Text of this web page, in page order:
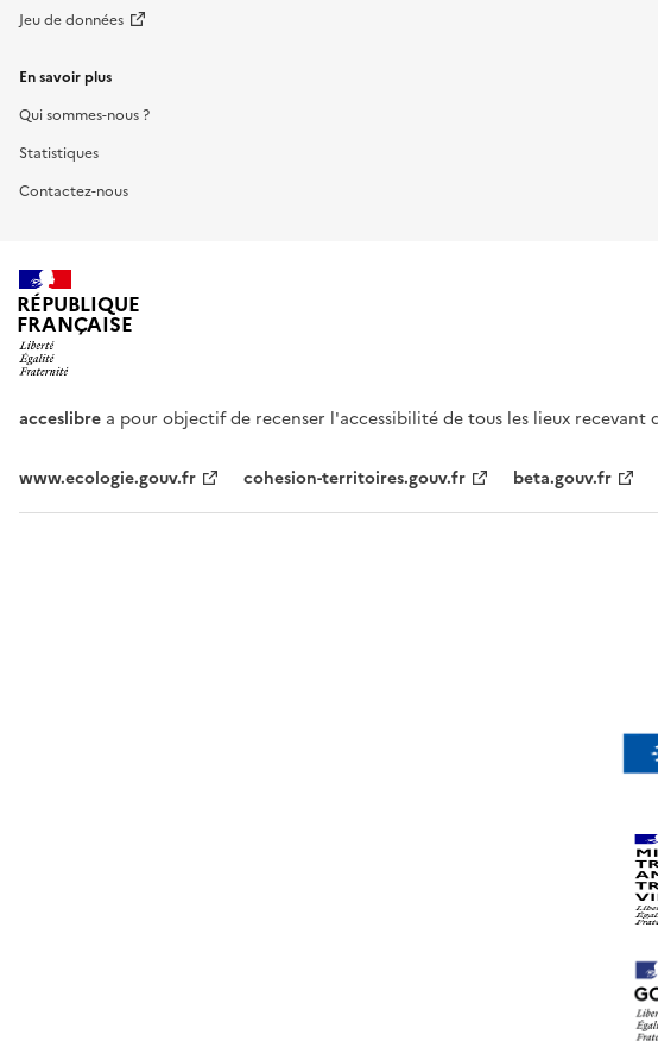
Jeu de données
En savoir plus
Qui sommes-nous ?
Statistiques
Contactez-nous
RÉPUBLIQUE
FRANÇAISE
acceslibre a pour objectif de recenser l'accessibilité de tous les lieux
www.ecologie.gouv.fr cohesion-territoires.gouv.fr beta.gouv.fr